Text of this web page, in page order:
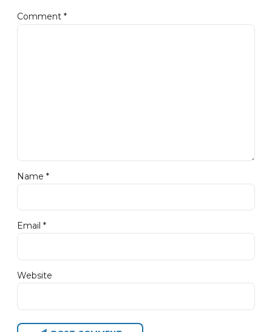
Comment *
Name *
Email *
Website